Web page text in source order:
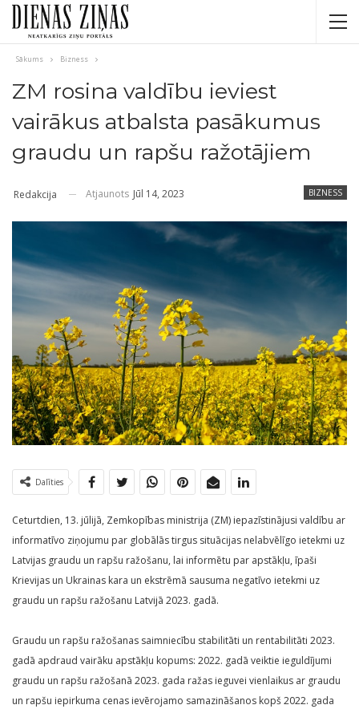
Sākums Bizness
ZM rosina valdību ieviest
vairākus atbalsta pasākumus
graudu un rapšu ražotājiem
BIZNESS
Redakcija Atjaunots Jūl 14, 2023
Dalīties
Ceturtdien, 13. jūlijā, Zemkopības ministrija (ZM) iepazīstinājusi valdību ar
informatīvo ziņojumu par globālās tirgus situācijas nelabvēlīgo ietekmi uz
Latvijas graudu un rapšu ražošanu, lai informētu par apstākļu, īpaši
Krievijas un Ukrainas kara un ekstrēmā sausuma negatīvo ietekmi uz
graudu un rapšu ražošanu Latvijā 2023. gadā.
Graudu un rapšu ražošanas saimniecību stabilitāti un rentabilitāti 2023.
gadā apdraud vairāku apstākļu kopums: 2022. gadā veiktie ieguldījumi
graudu un rapšu ražošanā 2023. gada ražas ieguvei vienlaikus ar graudu
un rapšu iepirkuma cenas ievērojamo samazināšanos kopš 2022. gada